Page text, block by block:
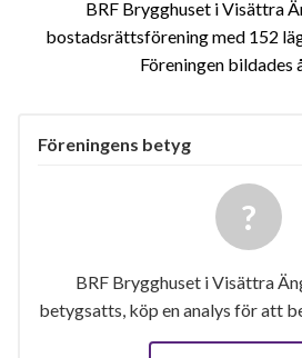
BRF Brygghuset i Visättra
bostadsrättsförening med 152
Föreningen bildades
Föreningens betyg
BRF Brygghuset i Visättra
betygsatts, köp en analys för att